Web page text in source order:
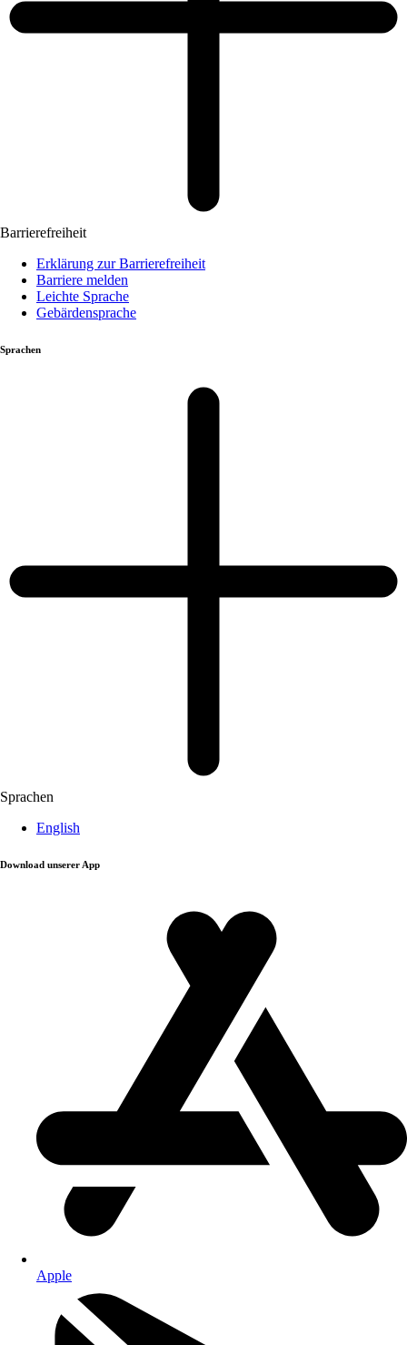
Barrierefreiheit
Erklärung zur Barrierefreiheit
Barriere melden
Leichte Sprache
Gebärdensprache
Sprachen
Sprachen
English
Download unserer App
Apple